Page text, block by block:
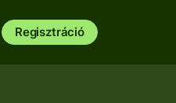
Regisztráció